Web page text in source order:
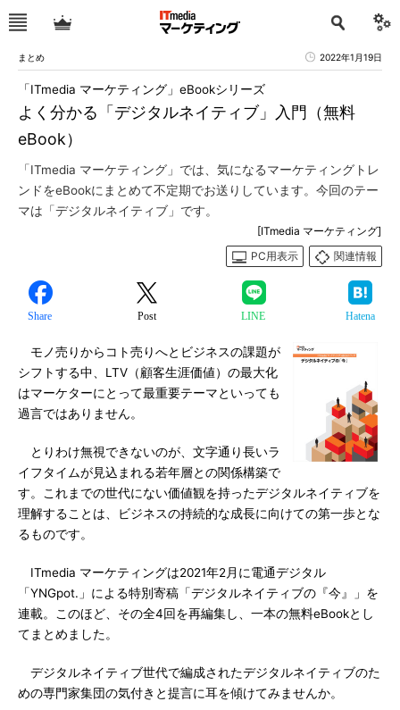
まとめ 2022年1月19日
よく分かる「デジタルネイティブ」入門（無料
eBook）
「ITmedia マーケティング」eBookシリーズ
「ITmedia マーケティング」では、気になるマーケティングトレ
ンドをeBookにまとめて不定期でお送りしています。今回のテー
マは「デジタルネイティブ」です。
[ITmedia マーケティング]
PC用表示
関連情報
Share Post LINE Hatena
モノ売りからコト売りへとビジネスの課題が
シフトする中、LTV（顧客生涯価値）の最大化
はマーケターにとって最重要テーマといっても
過言ではありません。
とりわけ無視できないのが、文字通り長いラ
イフタイムが見込まれる若年層との関係構築で
す。これまでの世代にない価値観を持ったデジタルネイティブを
理解することは、ビジネスの持続的な成長に向けての第一歩とな
るものです。
ITmedia マーケティングは2021年2月に電通デジタル
「YNGpot.」による特別寄稿「デジタルネイティブの『今』」を
連載。このほど、その全4回を再編集し、一本の無料eBookとし
てまとめました。
デジタルネイティブ世代で編成されたデジタルネイティブのた
めの専門家集団の気付きと提言に耳を傾けてみませんか。